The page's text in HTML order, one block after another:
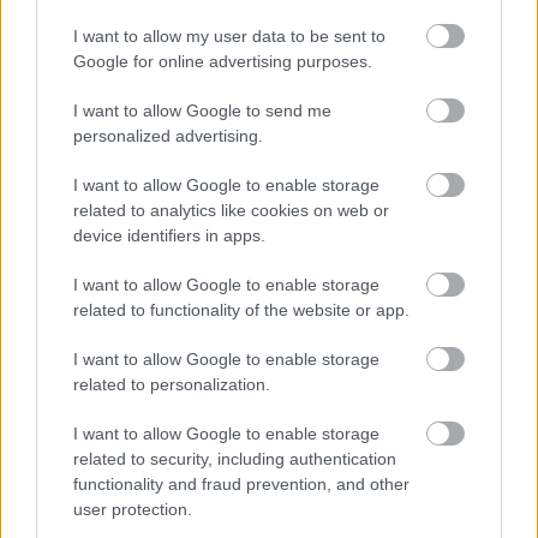
I want to allow my user data to be sent to
Google for online advertising purposes.
I want to allow Google to send me
personalized advertising.
I want to allow Google to enable storage
related to analytics like cookies on web or
device identifiers in apps.
I want to allow Google to enable storage
related to functionality of the website or app.
I want to allow Google to enable storage
related to personalization.
I want to allow Google to enable storage
related to security, including authentication
functionality and fraud prevention, and other
user protection.
Poniżej znajdziesz także ostatnie mecze obu drużyn oraz statystyki
bramkowe.
ŁKS II Łowisko vs. Grabniak Hucisko - relacja, wynik na żywo,
transmisja
Wynik meczu ŁKS II Łowisko - Grabniak Hucisko znajdziesz na naszej
stronie zaraz po jego zakończeniu. Jeżeli szukasz informacji meczowych,
zajrzyj tutaj:ŁKS II Łowisko vs. Grabniak Hucisko - wynik, składy,
strzelcy
Jeżeli w internecie lub TV dostępna jest
albo innych spotkań Stalowa
Wola > Klasa B, gr. III na pewno znajdziesz takie informacje na naszym
portalu. Możliwe jednak, że nigdzie nie pojawi się stream online z tego
Asseco Resovia| Developres Rzeszów |ITA TOOLS Stal Mielec
Cellfast Wilki Krosno| Texom Stal Rzeszów|Stal Mielec
Motor Lublin|Stal Rzeszów| Stal Stalowa Wola|Wisła Kraków
Resovia|Wieczysta Kraków